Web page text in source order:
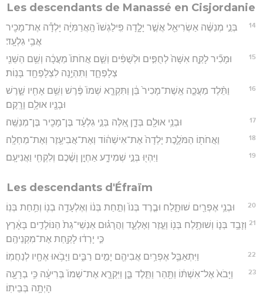
Les descendants de Manassé en Cisjordanie
14
בְּנֵ֣י מְנַשֶּׁ֔ה אַשְׂרִיאֵ֖ל אֲשֶׁ֣ר יָלָ֑דָה פִּֽילַגְשׁוֹ֙ הָֽאֲרַמִּיָּ֔ה יָלְדָ֕ה אֶת־מָכִ֖יר
אֲבִ֥י גִלְעָֽד׃
15
וּמָכִ֞יר לָקַ֤ח אִשָּׁה֙ לְחֻפִּ֣ים וּלְשֻׁפִּ֔ים וְשֵׁ֤ם אֲחֹתוֹ֙ מַעֲכָ֔ה וְשֵׁ֥ם הַשֵּׁנִ֖י
צְלָפְחָ֑ד וַתִּהְיֶ֥נָה לִצְלָפְחָ֖ד בָּנֽוֹת׃
16
וַתֵּ֨לֶד מַעֲכָ֤ה אֵֽשֶׁת־מָכִיר֙ בֵּ֔ן וַתִּקְרָ֤א שְׁמוֹ֙ פֶּ֔רֶשׁ וְשֵׁ֥ם אָחִ֖יו שָׁ֑רֶשׁ
וּבָנָ֖יו אוּלָ֥ם וָרָֽקֶם׃
17 וּבְנֵ֥י אוּלָ֖ם בְּדָ֑ן אֵ֚לֶּה בְּנֵ֣י גִלְעָ֔ד בֶּן־מָכִ֖יר בֶּן־מְנַשֶּֽׁה׃
18 וַאֲחֹת֖וֹ הַמֹּלֶ֑כֶת יָלְדָה֙ אֶת־אִישְׁה֔וֹד וְאֶת־אֲבִיעֶ֖זֶר וְאֶת־מַחְלָֽה׃
19 וַיִּהְי֖וּ בְּנֵ֣י שְׁמִידָ֑ע אַחְיָ֣ן וָשֶׁ֔כֶם וְלִקְחִ֖י וַאֲנִיעָֽם׃
Les descendants d'Éfraïm
20 וּבְנֵ֥י אֶפְרַ֖יִם שׁוּתָ֑לַח וּבֶ֤רֶד בְּנוֹ֙ וְתַ֣חַת בְּנ֔וֹ וְאֶלְעָדָ֥ה בְנ֖וֹ וְתַ֥חַת בְּנֽוֹ׃
21 וְזָבָ֥ד בְּנ֛וֹ וְשׁוּתֶ֥לַח בְּנ֖וֹ וְעֵ֣זֶר וְאֶלְעָ֑ד וַהֲרָג֗וּם אַנְשֵׁי־גַת֙ הַנּוֹלָדִ֣ים בָּאָ֔רֶץ
כִּ֣י יָרְד֔וּ לָקַ֖חַת אֶת־מִקְנֵיהֶֽם׃
22 וַיִּתְאַבֵּ֛ל אֶפְרַ֥יִם אֲבִיהֶ֖ם יָמִ֣ים רַבִּ֑ים וַיָּבֹ֥אוּ אֶחָ֖יו לְנַחֲמֽוֹ׃
23
וַיָּבֹא֙ אֶל־אִשְׁתּ֔וֹ וַתַּ֖הַר וַתֵּ֣לֶד בֵּ֑ן וַיִּקְרָ֤א אֶת־שְׁמוֹ֙ בְּרִיעָ֔ה כִּ֥י בְרָעָ֖ה
הָיְתָ֥ה בְּבֵיתֽוֹ׃